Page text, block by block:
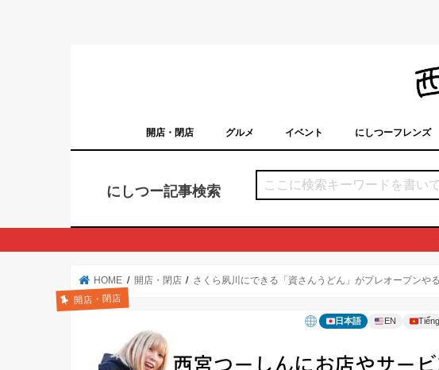
開店・閉店 グルメ イベント にしつーフレンズ
にしつー記事検索
HOME 開店・閉店 さくら夙川にできる「資さんうどん」がプレオープンや
開店・閉店
日本語 EN